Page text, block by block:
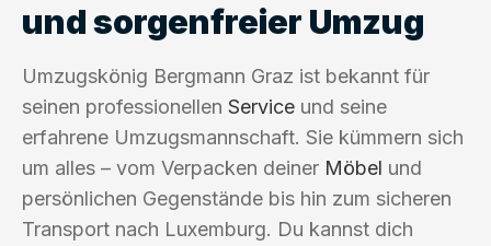
und sorgenfreier Umzug
Umzugskönig Bergmann Graz ist bekannt für
seinen professionellen Service und seine
erfahrene Umzugsmannschaft. Sie kümmern sich
um alles – vom Verpacken deiner Möbel und
persönlichen Gegenstände bis hin zum sicheren
Transport nach Luxemburg. Du kannst dich